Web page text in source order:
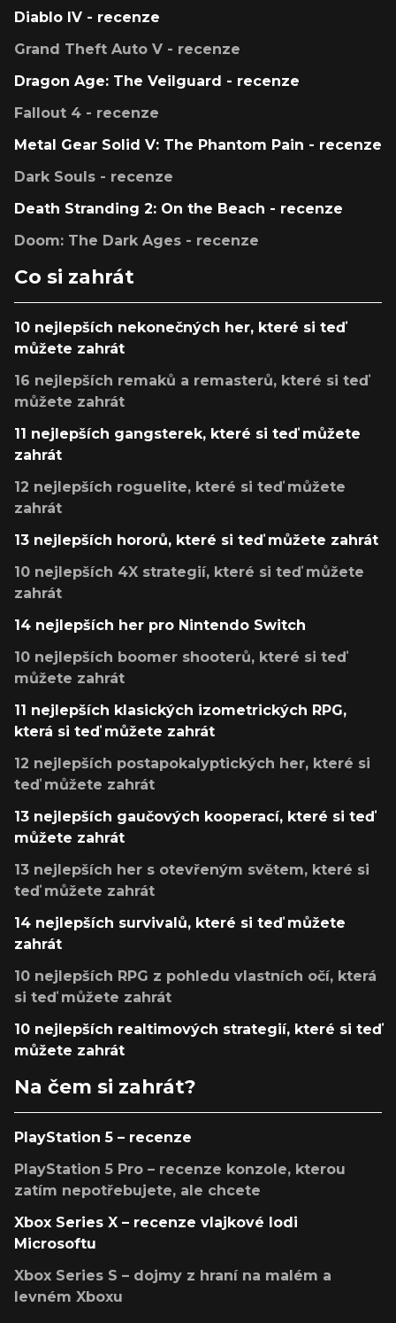
Diablo IV - recenze
Grand Theft Auto V - recenze
Dragon Age: The Veilguard - recenze
Fallout 4 - recenze
Metal Gear Solid V: The Phantom Pain - recenze
Dark Souls - recenze
Death Stranding 2: On the Beach - recenze
Doom: The Dark Ages - recenze
Co si zahrát
10 nejlepších nekonečných her, které si teď
můžete zahrát
16 nejlepších remaků a remasterů, které si teď
můžete zahrát
11 nejlepších gangsterek, které si teď můžete
zahrát
12 nejlepších roguelite, které si teď můžete
zahrát
13 nejlepších hororů, které si teď můžete zahrát
10 nejlepších 4X strategií, které si teď můžete
zahrát
14 nejlepších her pro Nintendo Switch
10 nejlepších boomer shooterů, které si teď
můžete zahrát
11 nejlepších klasických izometrických RPG,
která si teď můžete zahrát
12 nejlepších postapokalyptických her, které si
teď můžete zahrát
13 nejlepších gaučových kooperací, které si teď
můžete zahrát
13 nejlepších her s otevřeným světem, které si
teď můžete zahrát
14 nejlepších survivalů, které si teď můžete
zahrát
10 nejlepších RPG z pohledu vlastních očí, která
si teď můžete zahrát
10 nejlepších realtimových strategií, které si teď
můžete zahrát
Na čem si zahrát?
PlayStation 5 – recenze
PlayStation 5 Pro – recenze konzole, kterou
zatím nepotřebujete, ale chcete
Xbox Series X – recenze vlajkové lodi
Microsoftu
Xbox Series S – dojmy z hraní na malém a
levném Xboxu